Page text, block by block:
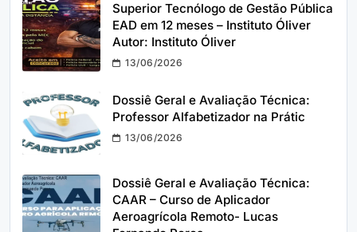
Superior Tecnólogo de Gestão Pública
EAD em 12 meses – Instituto Óliver
Autor: Instituto Óliver
13/06/2026
Dossiê Geral e Avaliação Técnica:
Professor Alfabetizador na Prátic
13/06/2026
Dossiê Geral e Avaliação Técnica:
CAAR – Curso de Aplicador
Aeroagrícola Remoto- Lucas